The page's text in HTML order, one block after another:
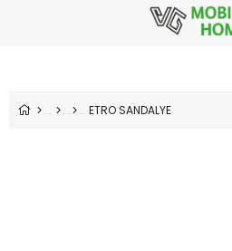
ETRO SANDALYE